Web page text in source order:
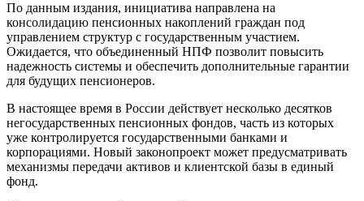
По данным издания, инициатива направлена на
консолидацию пенсионных накоплений граждан под
управлением структур с государственным участием.
Ожидается, что объединенный НПФ позволит повысить
надежность системы и обеспечить дополнительные гарантии
для будущих пенсионеров.
В настоящее время в России действует несколько десятков
негосударственных пенсионных фондов, часть из которых
уже контролируется государственными банками и
корпорациями. Новый законопроект может предусматривать
механизмы передачи активов и клиентской базы в единый
фонд.